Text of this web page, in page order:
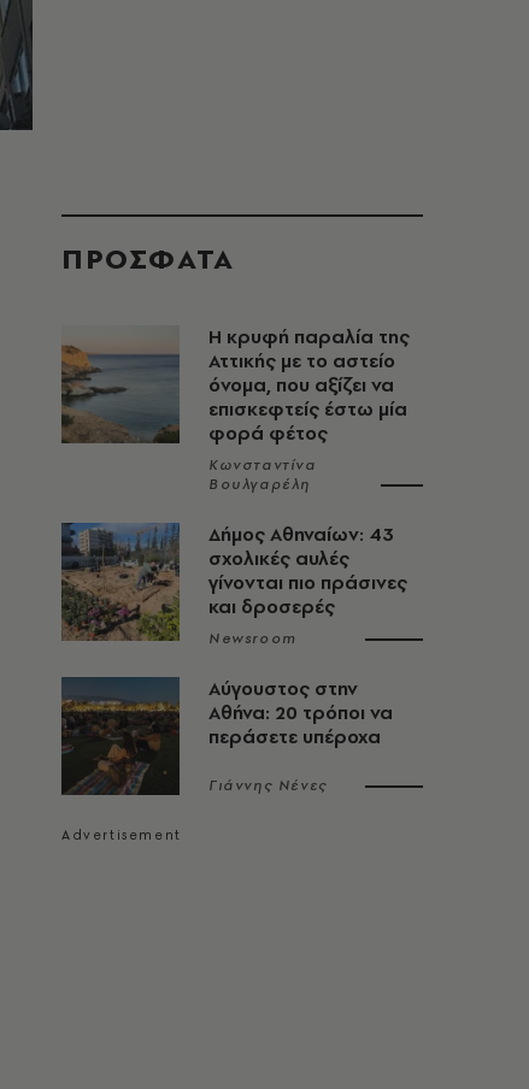
ΠΡΟΣΦΑΤΑ
Η κρυφή παραλία της
Αττικής με το αστείο
όνομα, που αξίζει να
επισκεφτείς έστω μία
φορά φέτος
Κωνσταντίνα
Βουλγαρέλη
Δήμος Αθηναίων: 43
σχολικές αυλές
γίνονται πιο πράσινες
και δροσερές
Newsroom
Αύγουστος στην
Αθήνα: 20 τρόποι να
περάσετε υπέροχα
Γιάννης Νένες